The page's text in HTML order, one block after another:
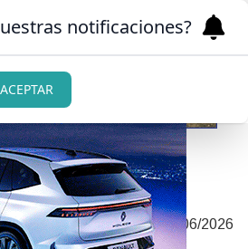
MUY
ANTE UN
| 07/06/2026
notificaciones?
ACEPTAR